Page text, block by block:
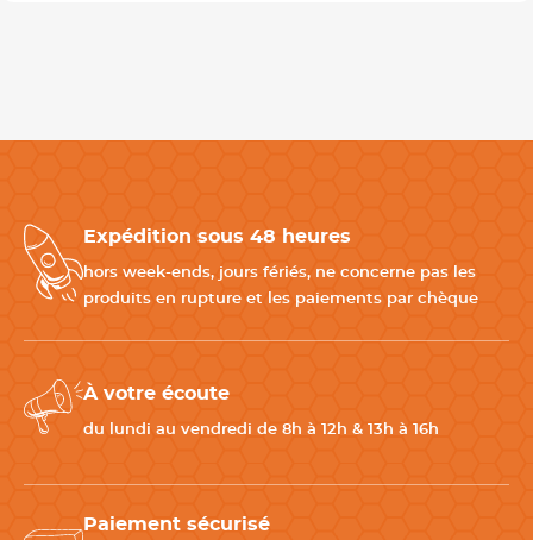
Expédition sous 48 heures
hors week-ends, jours fériés, ne concerne pas les
produits en rupture et les paiements par chèque
À votre écoute
du lundi au vendredi de 8h à 12h & 13h à 16h
Paiement sécurisé